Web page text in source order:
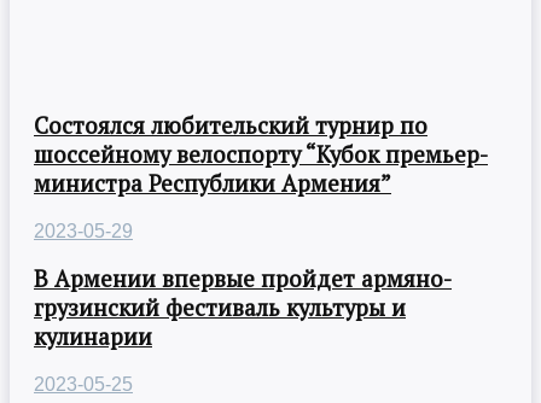
Состоялся любительский турнир по
шоссейному велоспорту “Кубок премьер-
министра Республики Армения”
2023-05-29
В Армении впервые пройдет армяно-
грузинский фестиваль культуры и
кулинарии
2023-05-25